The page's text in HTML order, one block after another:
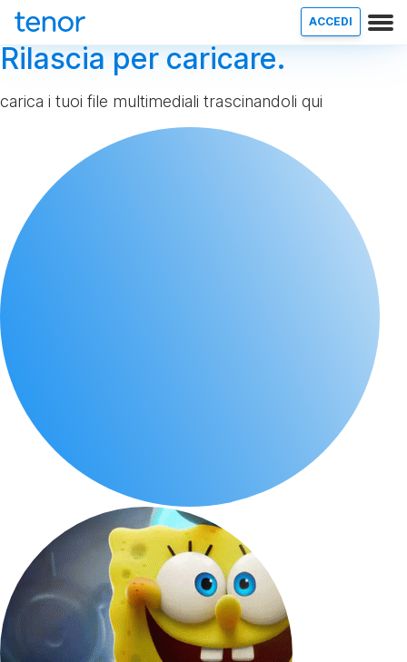
ACCEDI
Rilascia per caricare.
carica i tuoi file multimediali trascinandoli qui